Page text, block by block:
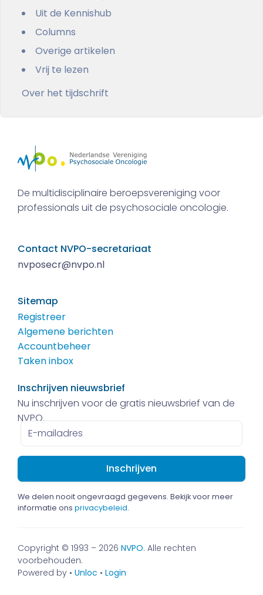
Uit de Kennishub
Columns
Overige artikelen
Vrij te lezen
Over het tijdschrift
De multidisciplinaire beroepsvereniging voor
professionals uit de psychosociale oncologie.
Contact NVPO-secretariaat
nvposecr@nvpo.nl
Sitemap
Registreer
Algemene berichten
Accountbeheer
Taken inbox
Inschrijven nieuwsbrief
Nu inschrijven voor de gratis nieuwsbrief van de
NVPO.
E-
mailadres
We delen nooit ongevraagd gegevens. Bekijk voor meer
informatie ons privacybeleid.
Copyright © 1993 – 2026 NVPO. Alle rechten
voorbehouden.
Powered by • Unloc • Login